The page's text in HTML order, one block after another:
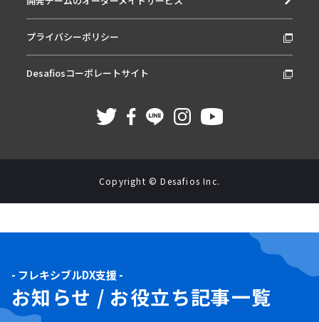
プライバシーポリシー
Desafiosコーポレートサイト
Copyright © Desafios Inc.
- フレキシブルDX支援 -
お知らせ / お役立ち記事一覧